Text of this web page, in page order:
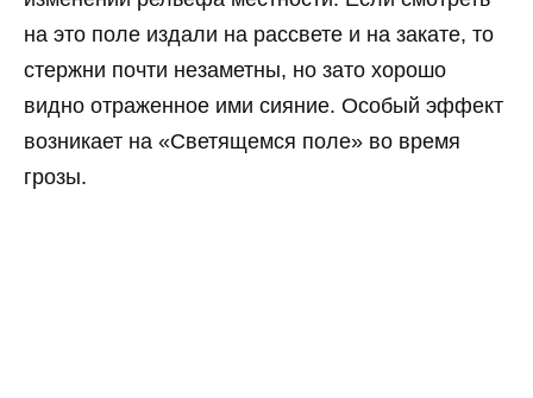
на это поле издали на рассвете и на закате, то
стержни почти незаметны, но зато хорошо
видно отраженное ими сияние. Особый эффект
возникает на «Светящемся поле» во время
грозы.